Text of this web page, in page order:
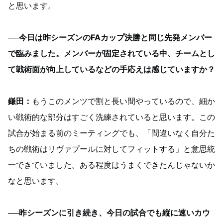
と思います。
──今日は昨シーズンのFAカップ決勝と同じ先発メンバー
で臨みました。メンバーが固定されている中、チームとし
て戦術面が向上しているなどの手応えは感じていますか？
鎌田： もうこのメンツで割と長い間やっているので、細か
い戦術的な部分はすごく洗練されていると思います。この
試合が始まる前のミーティングでも、「間違いなく自分た
ちの戦術はリヴァプールに対してフィットする」と意思統
一できていました。ある程度はうまくできたんじゃないか
なと思います。
──昨シーズンに引き続き、今日の試合でも縦に速いカウ